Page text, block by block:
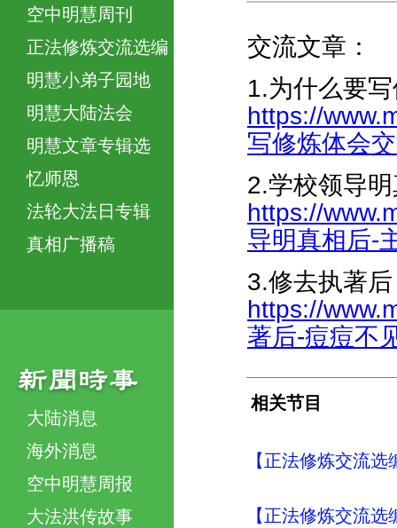
空中明慧周刊
正法修炼交流选编
明慧小弟子园地
明慧大陆法会
明慧文章专辑选
忆师恩
法轮大法日专辑
真相广播稿
大陆消息
海外消息
空中明慧周报
大法洪传故事
交流文章：
1.为什么要
https://
写修炼体会
2.学校领导
https://
导明真相后-
3.修去执著
https://
著后-痘痘不
相关节目
【正法修炼交流
【正法修炼交流